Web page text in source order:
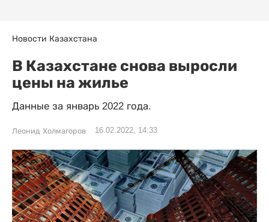
Новости Казахстана
В Казахстане снова выросли
цены на жилье
Данные за январь 2022 года.
Леонид Холмагоров 16.02.2022, 14:33